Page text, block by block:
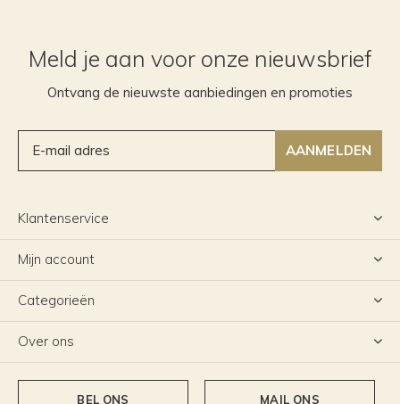
Meld je aan voor onze nieuwsbrief
Ontvang de nieuwste aanbiedingen en promoties
AANMELDEN
Klantenservice
Mijn account
Categorieën
Over ons
BEL ONS MAIL ONS